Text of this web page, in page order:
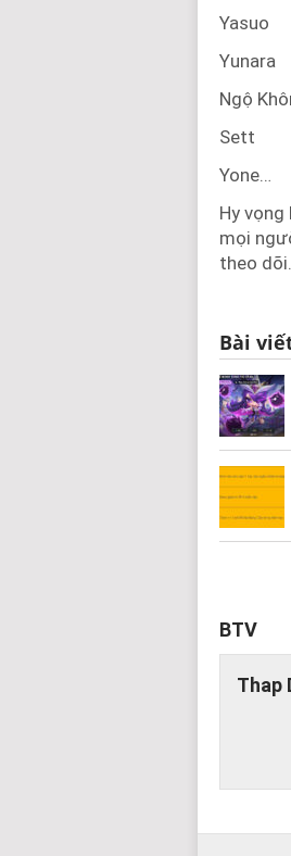
Yasuo
Yunara
Ngộ
Sett
Yone…
Hy vọng
mọi
theo dõi.
Bài
BTV
Thap